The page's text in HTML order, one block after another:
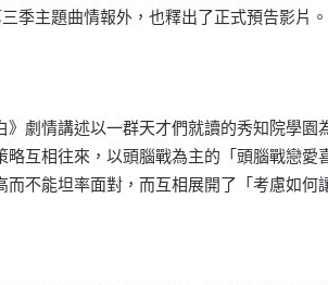
季主題曲情報外，也釋出了正式預告影片。
》劇情講述以一群天才們就讀的秀知院學
略互相往來，以頭腦戰為主的「頭腦戰戀
而不能坦率面對，而互相展開了「考慮如何